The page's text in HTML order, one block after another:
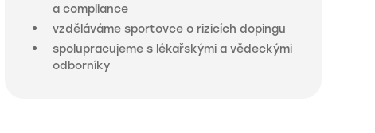
a compliance
vzděláváme sportovce o rizicích dopingu
spolupracujeme s lékařskými a vědeckými
odborníky